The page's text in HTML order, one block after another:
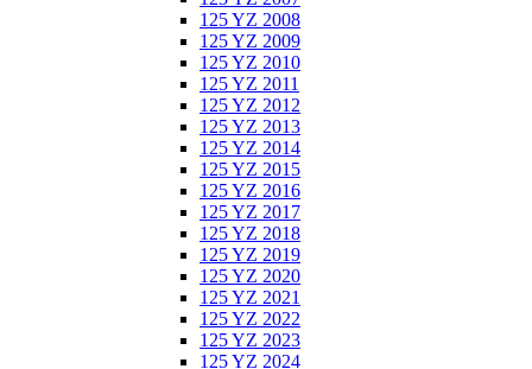
125 YZ 2008
125 YZ 2009
125 YZ 2010
125 YZ 2011
125 YZ 2012
125 YZ 2013
125 YZ 2014
125 YZ 2015
125 YZ 2016
125 YZ 2017
125 YZ 2018
125 YZ 2019
125 YZ 2020
125 YZ 2021
125 YZ 2022
125 YZ 2023
125 YZ 2024